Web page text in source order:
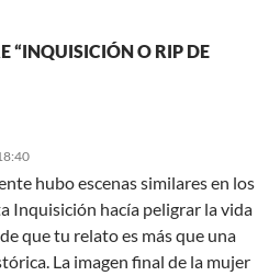
“INQUISICIÓN O RIP DE
hubo escenas similares en los
Inquisición hacía peligrar la vida
que tu relato es más que una
La imagen final de la mujer